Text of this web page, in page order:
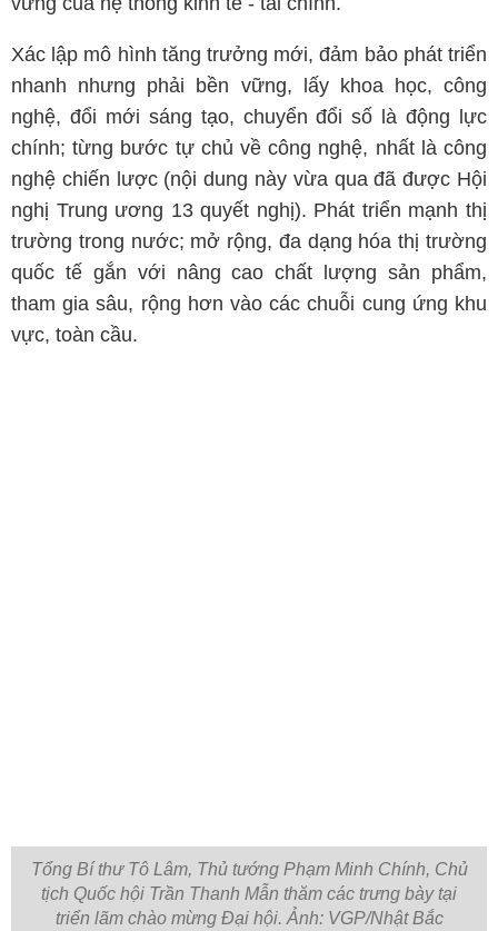
Xác lập mô hình tăng trưởng mới, đảm bảo phát triển
nhanh nhưng phải bền vững, lấy khoa học, công
nghệ, đổi mới sáng tạo, chuyển đổi số là động lực
chính; từng bước tự chủ về công nghệ, nhất là công
nghệ chiến lược (nội dung này vừa qua đã được Hội
nghị Trung ương 13 quyết nghị). Phát triển mạnh thị
trường trong nước; mở rộng, đa dạng hóa thị trường
quốc tế gắn với nâng cao chất lượng sản phẩm,
tham gia sâu, rộng hơn vào các chuỗi cung ứng khu
vực, toàn cầu.
Tổng Bí thư Tô Lâm, Thủ tướng Phạm Minh Chính, Chủ
tịch Quốc hội Trần Thanh Mẫn thăm các trưng bày tại
triển lãm chào mừng Đại hội. Ảnh: VGP/Nhật Bắc